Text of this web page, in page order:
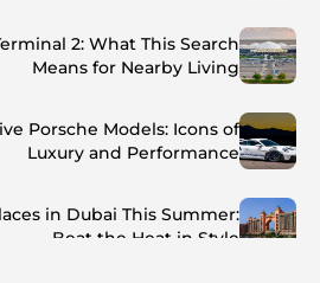
2: What This Search
Means for Nearby Living
Porsche Models: Icons of
Luxury and Performance
in Dubai This Summer:
Beat the Heat in Style